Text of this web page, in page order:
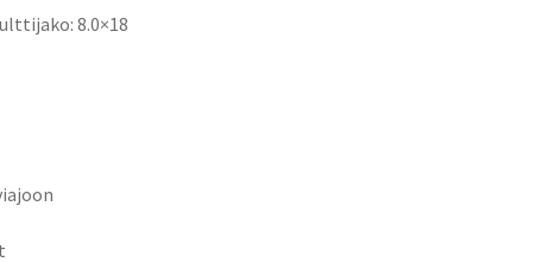
8.0×18